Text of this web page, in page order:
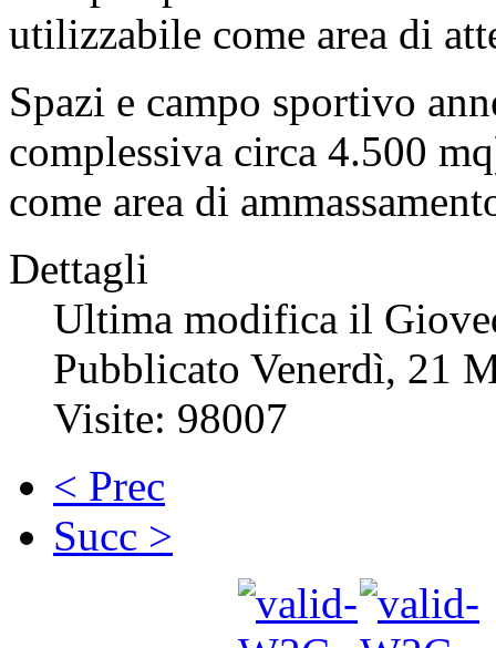
utilizzabile come area di
Spazi e campo sportivo
complessiva circa 4.500
come area di
Dettagli
Ultima modifica il
Pubblicato Venerdì, 21
Visite: 98007
< Prec
Succ >